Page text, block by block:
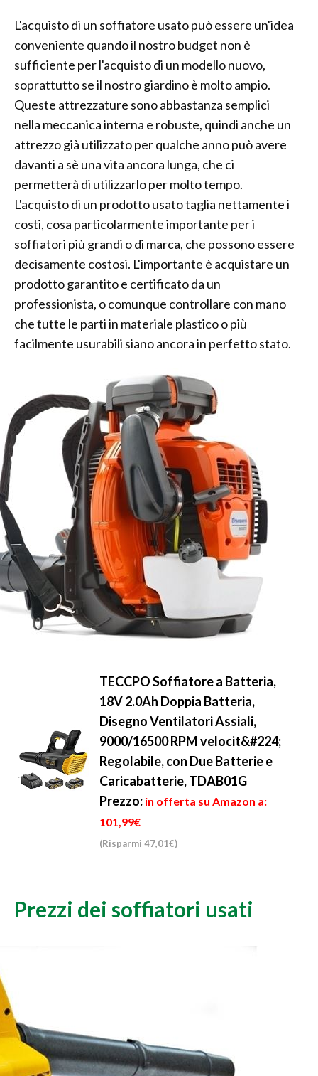
L'acquisto di un soffiatore usato può essere un'idea
conveniente quando il nostro budget non è
sufficiente per l'acquisto di un modello nuovo,
soprattutto se il nostro giardino è molto ampio.
Queste attrezzature sono abbastanza semplici
nella meccanica interna e robuste, quindi anche un
attrezzo già utilizzato per qualche anno può avere
davanti a sè una vita ancora lunga, che ci
permetterà di utilizzarlo per molto tempo.
L'acquisto di un prodotto usato taglia nettamente i
costi, cosa particolarmente importante per i
soffiatori più grandi o di marca, che possono essere
decisamente costosi. L'importante è acquistare un
prodotto garantito e certificato da un
professionista, o comunque controllare con mano
che tutte le parti in materiale plastico o più
facilmente usurabili siano ancora in perfetto stato.
TECCPO Soffiatore a Batteria,
18V 2.0Ah Doppia Batteria,
Disegno Ventilatori Assiali,
9000/16500 RPM velocit&#224;
Regolabile, con Due Batterie e
Caricabatterie, TDAB01G
Prezzo: in offerta su Amazon a:
101,99€
(Risparmi 47,01€)
Prezzi dei soffiatori usati